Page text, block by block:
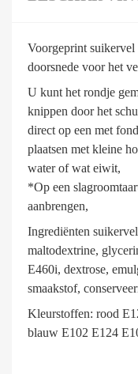
Voorgeprint suikervel
doorsnede voor het
U kunt het rondje
knippen door het
direct op een met
plaatsen met kleine
water of wat eiwit,
*Op een
aanbrengen,
Ingrediënten
maltodextrine,
E460i, dextrose,
smaakstof,
Kleurstoffen: rood
blauw E102 E124